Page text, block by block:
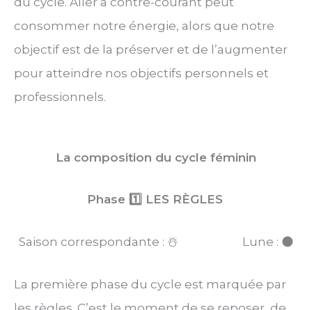
consommer notre énergie, alors que notre
objectif est de la préserver et de l’augmenter
pour atteindre nos objectifs personnels et
professionnels.
La composition du cycle féminin
Phase 1️⃣ LES RÈGLES
Saison correspondante : ☃️ Lune : 🌑
La première phase du cycle est marquée par